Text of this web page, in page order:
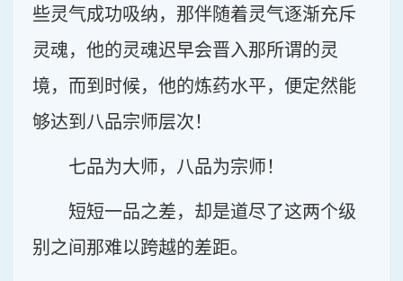
些灵气成功吸纳，那伴随着灵气逐渐充斥
灵魂，他的灵魂迟早会晋入那所谓的灵
境，而到时候，他的炼药水平，便定然能
够达到八品宗师层次！
七品为大师，八品为宗师！
短短一品之差，却是道尽了这两个级
别之间那难以跨越的差距。